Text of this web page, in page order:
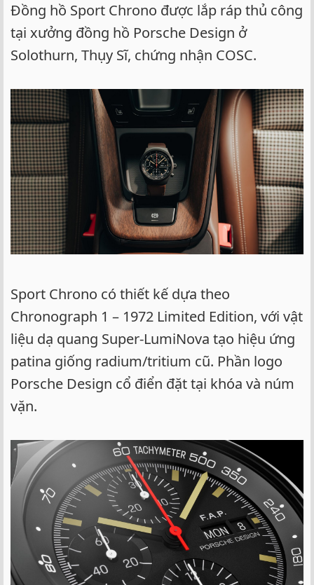
Đồng hồ Sport Chrono được lắp ráp thủ công
tại xưởng đồng hồ Porsche Design ở
Solothurn, Thụy Sĩ, chứng nhận COSC.
Sport Chrono có thiết kế dựa theo
Chronograph 1 – 1972 Limited Edition, với vật
liệu dạ quang Super-LumiNova tạo hiệu ứng
patina giống radium/tritium cũ. Phần logo
Porsche Design cổ điển đặt tại khóa và núm
vặn.